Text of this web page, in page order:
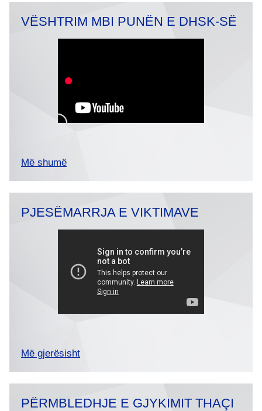
VËSHTRIM MBI PUNËN E DHSK-SË
Më shumë
PJESËMARRJA E VIKTIMAVE
Më gjerësisht
PËRMBLEDHJE E GJYKIMIT THAÇI